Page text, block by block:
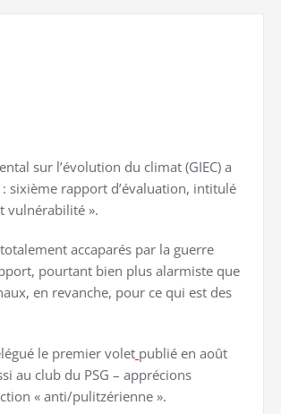
sur l’évolution du climat (GIEC) a
rapport d’évaluation, intitulé
vulnérabilité ».
accaparés par la guerre
pourtant bien plus alarmiste que
en revanche, pour ce qui est des
le premier volet publié en août
au club du PSG – apprécions
« anti/pulitzérienne ».